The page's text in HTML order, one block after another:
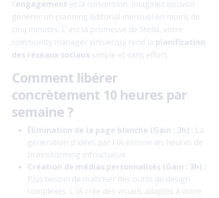
l'engagement et la conversion. Imaginez pouvoir
générer un planning éditorial mensuel en moins de
cinq minutes. C'est la promesse de Stella, votre
community manager virtuel qui rend la planification
des réseaux sociaux simple et sans effort.
Comment libérer
concrètement 10 heures par
semaine ?
Élimination de la page blanche (Gain : 3h) : La
génération d'idées par l'IA élimine les heures de
brainstorming infructueux.
Création de médias personnalisés (Gain : 3h) :
Plus besoin de maîtriser des outils de design
complexes. L'IA crée des visuels adaptés à votre